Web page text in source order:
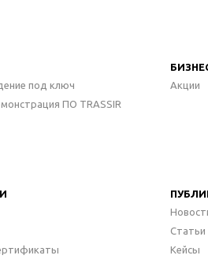
под ключ
ПО TRASSIR
Акции
Статьи
Кейсы